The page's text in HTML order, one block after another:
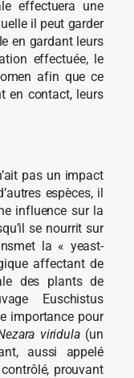
effectuera une
il peut garder
en gardant leurs
effectuée, le
afin que ce
en contact, leurs
pas un impact
espèces, il
influence sur la
se nourrit sur
la « yeast-
affectant de
des plants de
Euschistus
importance pour
viridula(un
aussi appelé
prouvant